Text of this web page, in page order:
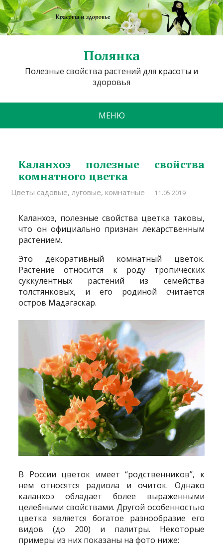
Полянка
Полезные свойства растений для красоты и
здоровья
МЕНЮ
Каланхоэ полезные свойства
комнатного цветка
Цветы садовые, луговые, комнатные 11.05.2019
Каланхоэ, полезные свойства цветка таковы,
что он официально признан лекарственным
растением.
Это декоративный комнатный цветок.
Растение относится к роду тропических
суккулентных растений из семейства
толстянковых, и его родиной считается
остров Мадагаскар.
В России цветок имеет “родственников”, к
нем относятся радиола и очиток. Однако
каланхоэ обладает более выраженными
целебными свойствами. Другой особенностью
цветка является богатое разнообразие его
видов (до 200) и палитры. Некоторые
примеры из них показаны на фото ниже: